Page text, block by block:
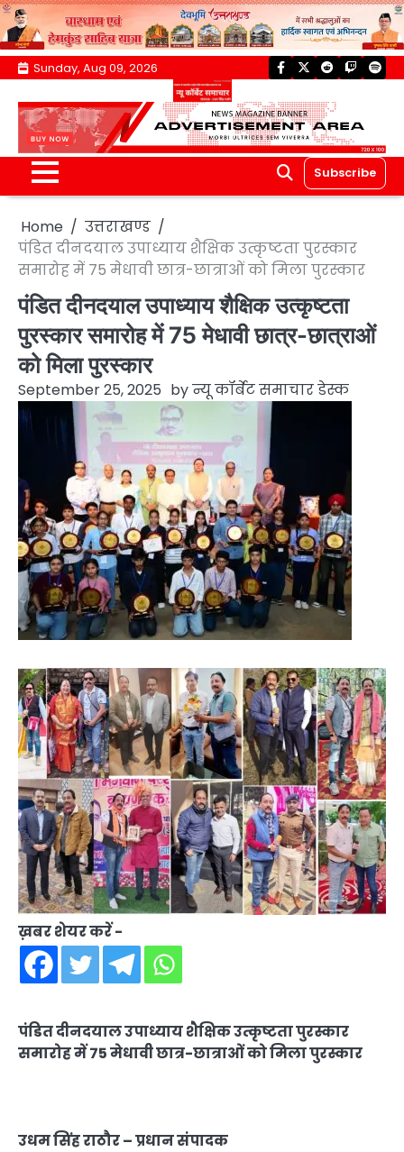
Skip
content
Sunday, Aug 09, 2026 facebook
twitterreddittwitch
Subscribe
Home
उत्तराखण्ड
पंडित दीनदयाल उपाध्याय शैक्षिक उत्कृष्टता पुरस्कार
समारोह में 75 मेधावी छात्र-छात्राओं को मिला पुरस्कार
पंडित दीनदयाल उपाध्याय शैक्षिक उत्कृष्टता
पुरस्कार समारोह में 75 मेधावी छात्र-छात्राओं
को मिला पुरस्कार
September 25, 2025 byन्यू कॉर्बेट समाचार डेस्क
ख़बर शेयर करें -
पंडित दीनदयाल उपाध्याय शैक्षिक उत्कृष्टता पुरस्कार
समारोह में 75 मेधावी छात्र-छात्राओं को मिला पुरस्कार
उधम सिंह राठौर – प्रधान संपादक